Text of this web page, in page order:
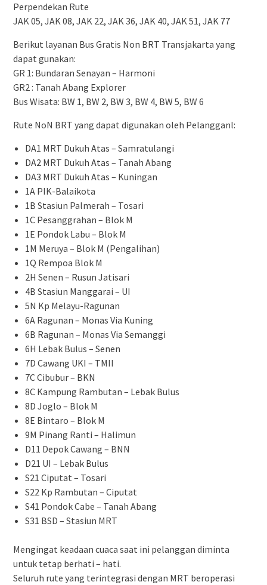
Perpendekan Rute
JAK 05, JAK 08, JAK 22, JAK 36, JAK 40, JAK 51, JAK 77
Berikut layanan Bus Gratis Non BRT Transjakarta yang
dapat gunakan:
GR 1: Bundaran Senayan – Harmoni
GR2 : Tanah Abang Explorer
Bus Wisata: BW 1, BW 2, BW 3, BW 4, BW 5, BW 6
Rute NoN BRT yang dapat digunakan oleh Pelangganl:
DA1 MRT Dukuh Atas – Samratulangi
DA2 MRT Dukuh Atas – Tanah Abang
DA3 MRT Dukuh Atas – Kuningan
1A PIK-Balaikota
1B Stasiun Palmerah – Tosari
1C Pesanggrahan – Blok M
1E Pondok Labu – Blok M
1M Meruya – Blok M (Pengalihan)
1Q Rempoa Blok M
2H Senen – Rusun Jatisari
4B Stasiun Manggarai – UI
5N Kp Melayu-Ragunan
6A Ragunan – Monas Via Kuning
6B Ragunan – Monas Via Semanggi
6H Lebak Bulus – Senen
7D Cawang UKI – TMII
7C Cibubur – BKN
8C Kampung Rambutan – Lebak Bulus
8D Joglo – Blok M
8E Bintaro – Blok M
9M Pinang Ranti – Halimun
D11 Depok Cawang – BNN
D21 UI – Lebak Bulus
S21 Ciputat – Tosari
S22 Kp Rambutan – Ciputat
S41 Pondok Cabe – Tanah Abang
S31 BSD – Stasiun MRT
Mengingat keadaan cuaca saat ini pelanggan diminta
untuk tetap berhati – hati.
Seluruh rute yang terintegrasi dengan MRT beroperasi